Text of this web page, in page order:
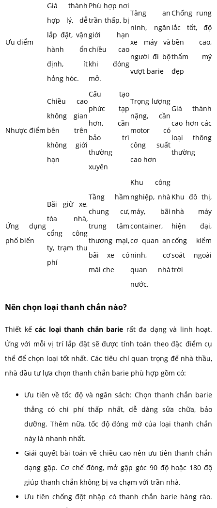
Ưu điểm
Giá thành
hợp lý, dễ
lắp đặt, vận
hành ổn
định, ít
hỏng hóc.
Phù hợp nơi
trần thấp, bị
giới hạn
chiều cao
khi đóng
mở.
Tăng an
ninh, ngăn
xe máy và
người đi bộ
vượt barie
Chống rung
lắc tốt, độ
bền cao,
thẩm mỹ
đẹp
Nhược điểm
Chiều cao
không gian
bên trên
không giới
hạn
Cấu tạo
phức tạp
hơn, cần
bảo trì
thường
xuyên
Trọng lượng
nặng, cần
motor có
công suất
cao hơn
Giá thành
cao hơn các
loại thông
thường
Ứng dụng
phổ biến
Bãi giữ xe,
tòa nhà,
cổng công
ty, trạm thu
phí
Tầng hầm
chung cư,
trung tâm
thương mại,
bãi xe có
mái che
Khu công
nghiệp, nhà
máy, bãi
container,
cơ quan an
ninh, cơ
quan nhà
nước.
Khu đô thị,
nhà máy
hiện đại,
cổng kiểm
soát ngoài
trời
Nên chọn loại thanh chắn nào?
Thiết kếcác loại thanh chắn barie rất đa dạng và linh hoạt.
Ứng với mỗi vị trí lắp đặt sẽ được tính toán theo đặc điểm cụ
thể để chọn loại tốt nhất. Các tiêu chí quan trọng để nhà thầu,
nhà đầu tư lựa chọn thanh chắn barie phù hợp gồm có:
Ưu tiên về tốc độ và ngân sách: Chọn thanh chắn barie
thẳng có chi phí thấp nhất, dễ dàng sửa chữa, bảo
dưỡng. Thêm nữa, tốc độ đóng mở của loại thanh chắn
này là nhanh nhất.
Giải quyết bài toán về chiều cao nên ưu tiên thanh chắn
dạng gập. Cơ chế đóng, mở gập góc 90 độ hoặc 180 độ
giúp thanh chắn không bị va chạm với trần nhà.
Ưu tiên chống đột nhập có thanh chắn barie hàng rào.